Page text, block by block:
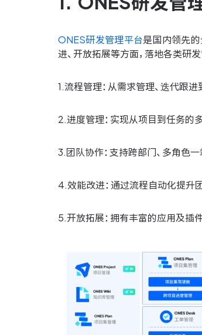
ONES研发管理平台是国内领先的
进、开放拓展等方面，落地各类研发
1.流程管理：从需求管理、迭代跟进
2.进度管理：实现从项目到任务的
3.团队协作：支持跨部门、多角色
4.效能改进：通过流程自动化提升
5.开放拓展：拥有丰富的应用及插